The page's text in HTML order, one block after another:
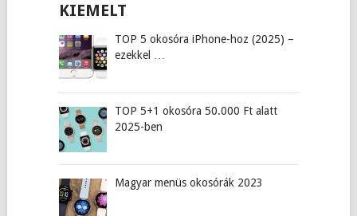
KIEMELT
TOP 5 okosóra iPhone-hoz (2025) –
ezekkel …
TOP 5+1 okosóra 50.000 Ft alatt
2025-ben
Magyar menüs okosórák 2023